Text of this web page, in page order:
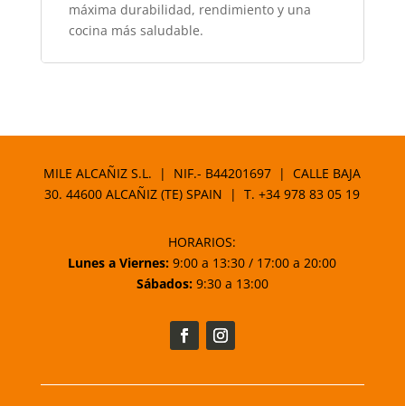
máxima durabilidad, rendimiento y una
cocina más saludable.
MILE ALCAÑIZ S.L. | NIF.- B44201697 | CALLE BAJA
30. 44600 ALCAÑIZ (TE) SPAIN | T.+34 978 83 05 19
HORARIOS:
Lunes a Viernes: 9:00 a 13:30 / 17:00 a 20:00
Sábados:9:30 a 13:00